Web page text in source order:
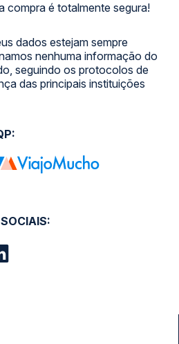
compra é totalmente segura!
dados estejam sempre
nenhuma informação do
seguindo os protocolos de
das principais instituições